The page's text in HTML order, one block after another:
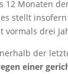
12 Monaten
stellt
vormals drei
der
einer